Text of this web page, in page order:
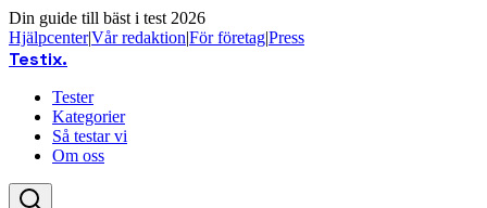
Din guide till bäst i test 2026
Hjälpcenter|Vår redaktion|För företag|Press
Testix.
Tester
Kategorier
Så testar vi
Om oss